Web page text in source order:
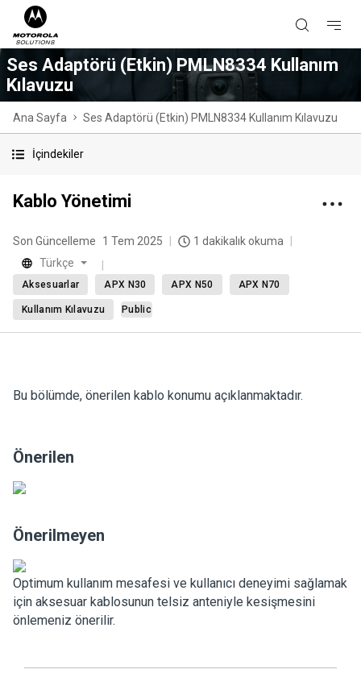
Ses Adaptörü (Etkin) PMLN8334 Kullanım
Kılavuzu
Ana Sayfa Ses Adaptörü (Etkin) PMLN8334 Kullanım Kılavuzu
İçindekiler
Kablo Yönetimi
Son Güncelleme 1 Tem 2025
1 dakikalık okuma
Türkçe
Aksesuarlar APX N30 APX N50 APX N70
Kullanım Kılavuzu Public
Bu bölümde, önerilen kablo konumu açıklanmaktadır.
Önerilen
Önerilmeyen
Optimum kullanım mesafesi ve kullanıcı deneyimi sağlamak
için aksesuar kablosunun telsiz anteniyle kesişmesini
önlemeniz önerilir.